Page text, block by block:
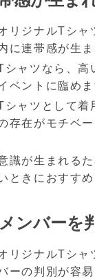
リジナルTシャ
に連帯感が生ま
シャツなら、高
ベントに臨めま
ャツとして着
存在がモチベ
識が生まれる
ときにおすすめ
ンバーを
リジナルTシャ
ーの判別が容易